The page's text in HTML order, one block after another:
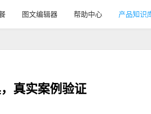
图文编辑器 帮助中心 产品知识
真实案例验证